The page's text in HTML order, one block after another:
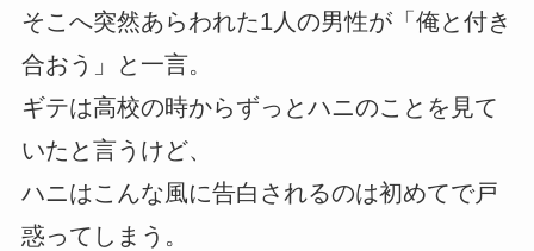
そこへ突然あらわれた1人の男性が「俺と付き
合おう」と一言。
ギテは高校の時からずっとハニのことを見て
いたと言うけど、
ハニはこんな風に告白されるのは初めてで戸
惑ってしまう。